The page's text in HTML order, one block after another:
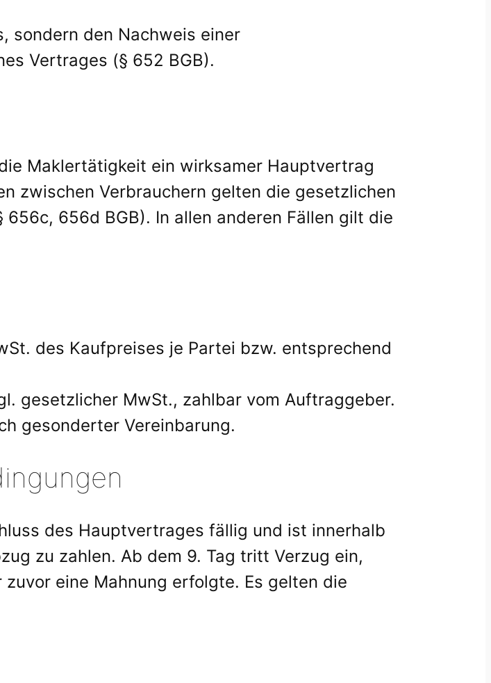
sondern den Nachweis einer
Vertrages (§ 652 BGB).
Maklertätigkeit ein wirksamer Hauptvertrag
zwischen Verbrauchern gelten die gesetzlichen
656d BGB). In allen anderen Fällen gilt die
des Kaufpreises je Partei bzw. entsprechend
gesetzlicher MwSt., zahlbar vom Auftraggeber.
gesonderter Vereinbarung.
des Hauptvertrages fällig und ist innerhalb
zu zahlen. Ab dem 9. Tag tritt Verzug ein,
eine Mahnung erfolgte. Es gelten die